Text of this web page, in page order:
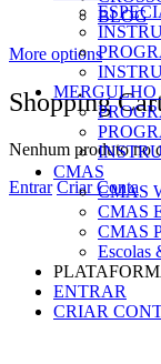
BLOG
More options
Shopping
Nenhum produto no
Entrar Criar Conta
MERGULHO
CMAS
CMAS
CMAS
CMAS
Escolas
ENTRAR
CRIAR